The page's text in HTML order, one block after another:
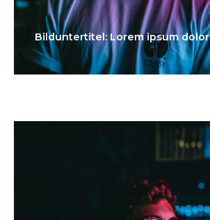
Bilduntertitel: Lorem ipsum dolor